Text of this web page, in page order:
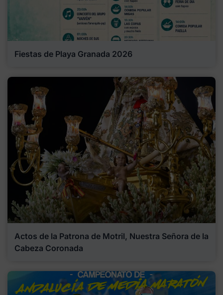
Fiestas de Playa Granada 2026
Actos de la Patrona de Motril, Nuestra Señora de la
Cabeza Coronada